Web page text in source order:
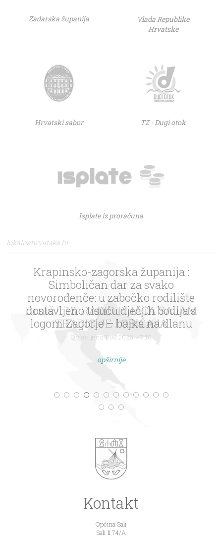
Zadarska županija
Vlada Republike
Hrvatske
Hrvatski sabor TZ - Dugi otok
Isplate iz proračuna
lokalnahrvatska.hr
Krapinsko-zagorska županija :
Simboličan dar za svako
novorođenče: u zabočko rodilište
dostavljeno tisuću dječjih bodija s
logom Zagorje – bajka na dlanu
Objavljeno 7.08.2026. - 7:10
opširnije
Kontakt
Općina Sali
Sali II 74/A